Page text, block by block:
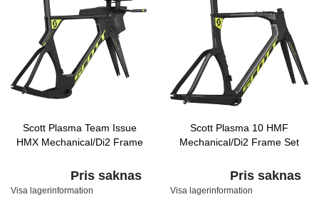
Scott Plasma Team Issue
HMX Mechanical/Di2 Frame
Pris saknas
Visa lagerinformation
Scott Plasma 10 HMF
Mechanical/Di2 Frame Set
Pris saknas
Visa lagerinformation